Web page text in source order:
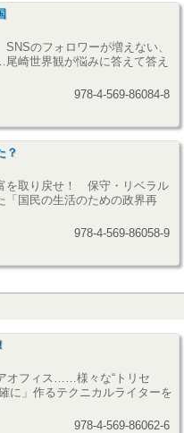
のフォロワーが増えない、
崎世界観が悩みに答えて答え
978-4-569-86084-8
？
を取り戻せ！ 保守・リベラル
「国民の生活のための政界再
978-4-569-86058-9
オフィス……様々な“トリセ
に」作るテクニカルライターを
978-4-569-86062-6